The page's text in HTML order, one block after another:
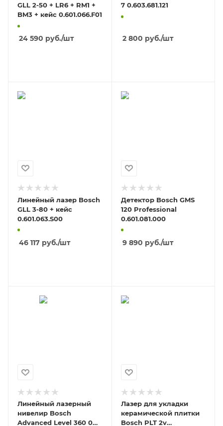
GLL 2-50 + LR6 + RM1 +
BM3 + кейс 0.601.066.F01
24 590 руб./шт
7 0.603.681.121
2 800 руб./шт
Линейный лазер Bosch
GLL 3-80 + кейс
0.601.063.S00
46 117 руб./шт
Детектор Bosch GMS
120 Professional
0.601.081.000
9 890 руб./шт
Линейный лазерный
нивелир Bosch
Advanced Level 360 0
Лазер для укладки
керамической плитки
Bosch PLT 2v